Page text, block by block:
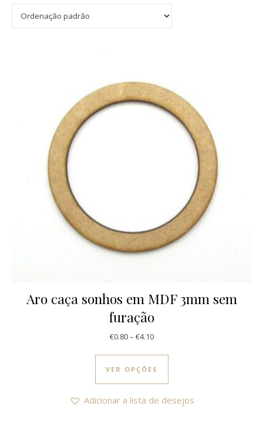
Aro caça sonhos em MDF 3mm sem
furação
€0.80– €4.10Price range: €0.80 through
VER OPÇÕES
This product has
Adicionar a lista de desejos